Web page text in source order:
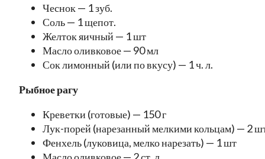
Чеснок — 1 зуб.
Соль — 1 щепот.
Желток яичный — 1 шт
Масло оливковое — 90 мл
Сок лимонный (или по вкусу) — 1 ч. л.
Рыбное рагу
Креветки (готовые) — 150 г
Лук-порей (нарезанный мелкими кольцам) — 2
Фенхель (луковица, мелко нарезать) — 1 шт
Масло оливковое — 2 ст. л.